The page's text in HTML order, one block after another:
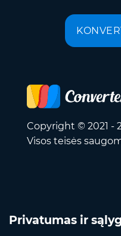
Copyright © 2021 -
Visos teisės
Privatumas ir